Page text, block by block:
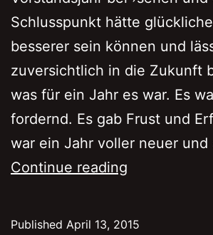
Schlusspunkt hätte
besserer sein können und
zuversichtlich in die Zukunft
was für ein Jahr es war. Es
fordernd. Es gab Frust und
war ein Jahr voller neuer
Continue reading
Published April 13, 2015